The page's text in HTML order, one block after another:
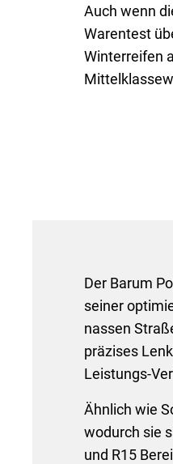
Auch wenn
Warentest
Winterreifen
Der Barum
seiner
nassen
präzises
Leistungs-
Ähnlich wie
wodurch sie
und R15